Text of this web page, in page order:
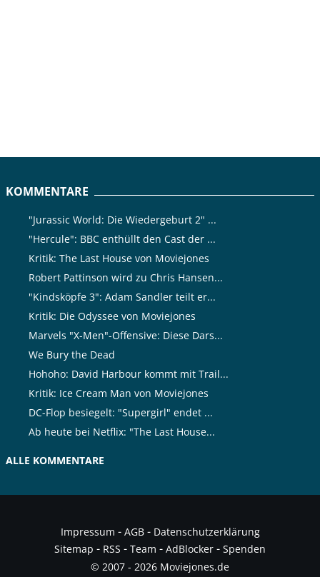
KOMMENTARE
"Jurassic World: Die Wiedergeburt 2" ...
"Hercule": BBC enthüllt den Cast der ...
Kritik: The Last House von Moviejones
Robert Pattinson wird zu Chris Hansen...
"Kindsköpfe 3": Adam Sandler teilt er...
Kritik: Die Odyssee von Moviejones
Marvels "X-Men"-Offensive: Diese Dars...
We Bury the Dead
Hohoho: David Harbour kommt mit Trail...
Kritik: Ice Cream Man von Moviejones
DC-Flop besiegelt: "Supergirl" endet ...
Ab heute bei Netflix: "The Last House...
ALLE KOMMENTARE
Impressum - AGB- Datenschutzerklärung
Sitemap - RSS - Team - AdBlocker - Spenden
© 2007 - 2026 Moviejones.de